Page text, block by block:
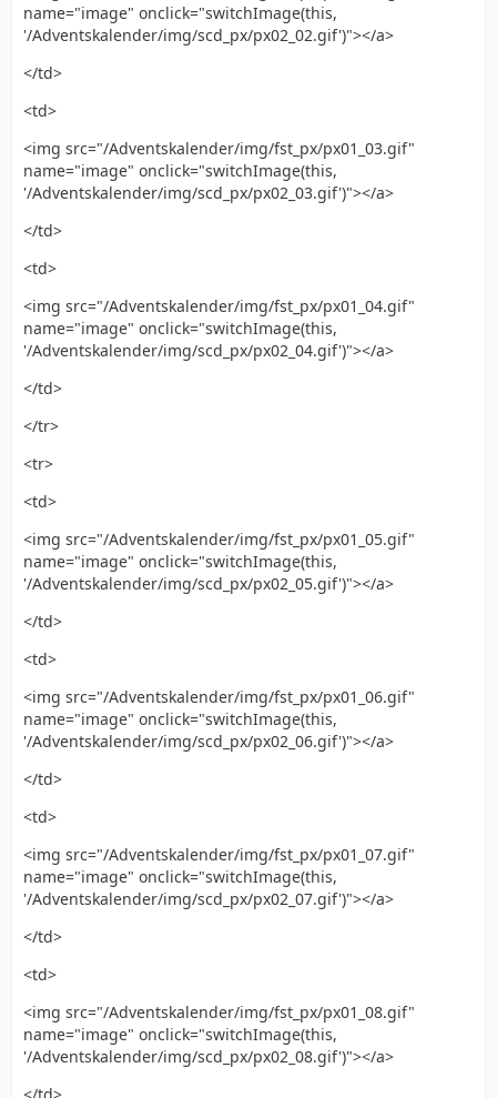
name="image" onclick="switchImage(this,
'/Adventskalender/img/scd_px/px02_02.gif')"></a>
</td>
<td>
<img src="/Adventskalender/img/fst_px/px01_03.gif"
name="image" onclick="switchImage(this,
'/Adventskalender/img/scd_px/px02_03.gif')"></a>
</td>
<td>
<img src="/Adventskalender/img/fst_px/px01_04.gif"
name="image" onclick="switchImage(this,
'/Adventskalender/img/scd_px/px02_04.gif')"></a>
</td>
</tr>
<tr>
<td>
<img src="/Adventskalender/img/fst_px/px01_05.gif"
name="image" onclick="switchImage(this,
'/Adventskalender/img/scd_px/px02_05.gif')"></a>
</td>
<td>
<img src="/Adventskalender/img/fst_px/px01_06.gif"
name="image" onclick="switchImage(this,
'/Adventskalender/img/scd_px/px02_06.gif')"></a>
</td>
<td>
<img src="/Adventskalender/img/fst_px/px01_07.gif"
name="image" onclick="switchImage(this,
'/Adventskalender/img/scd_px/px02_07.gif')"></a>
</td>
<td>
<img src="/Adventskalender/img/fst_px/px01_08.gif"
name="image" onclick="switchImage(this,
'/Adventskalender/img/scd_px/px02_08.gif')"></a>